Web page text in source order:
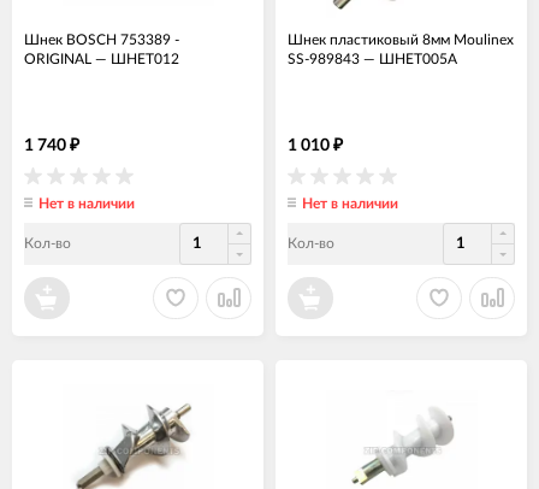
Шнек BOSCH 753389 -
ORIGINAL — ШНЕТ012
1 740 ₽
Нет в наличии
Кол-во
Шнек пластиковый 8мм Moulinex
SS-989843 — ШНЕТ005А
1 010 ₽
Нет в наличии
Кол-во